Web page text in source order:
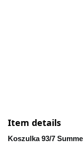
Item details
Koszulka 93/7